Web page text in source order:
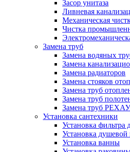
Засор унитаза
Ливневая
Механическая
Чистка
Замена труб
Замена водяных
Замена
Замена радиаторов
Замена стояков
Замена труб
Замена труб
Замена труб РЕХАУ
Установка сантехники
Установка фильтра
Установка
Установка ванны